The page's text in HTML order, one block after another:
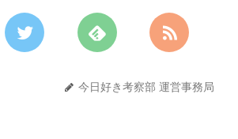
今日好き考察部 運営事務局